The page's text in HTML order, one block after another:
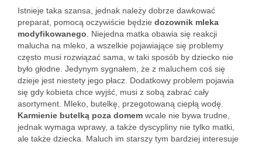
Istnieje taka szansa, jednak należy dobrze dawkować
preparat, pomocą oczywiście będzie dozownik mleka
modyfikowanego . Niejedna matka obawia się reakcji
malucha na mleko, a wszelkie pojawiające się problemy
często musi rozwiązać sama, w taki sposób by dziecko nie
było głodne. Jedynym sygnałem, że z maluchem coś się
dzieje jest niestety jego płacz. Dodatkowy problem pojawia
się gdy kobieta chce wyjść, musi z sobą zabrać cały
asortyment. Mleko, butelkę, przegotowaną ciepłą wodę.
Karmienie butelką poza domem wcale nie bywa trudne,
jednak wymaga wprawy, a także dyscypliny nie tylko matki,
ale także dziecka. Maluch im starszy tym bardziej interesuje